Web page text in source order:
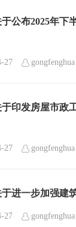
公布2025年下
27 gongfenghua
印发房屋市政
27 gongfenghua
进一步加强建
27 gongfenghua